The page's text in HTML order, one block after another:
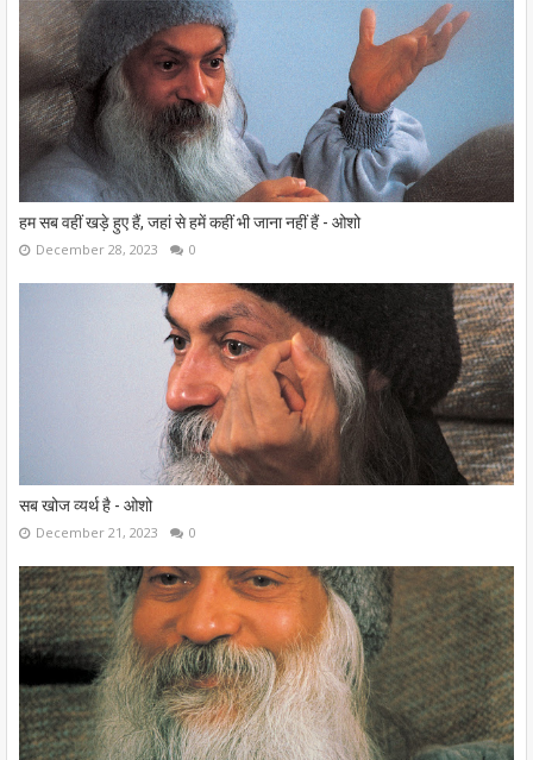
हम सब वहीं खड़े हुए हैं, जहां से हमें कहीं भी जाना नहीं हैं - ओशो
December 28, 2023 0
सब खोज व्यर्थ है - ओशो
December 21, 2023 0